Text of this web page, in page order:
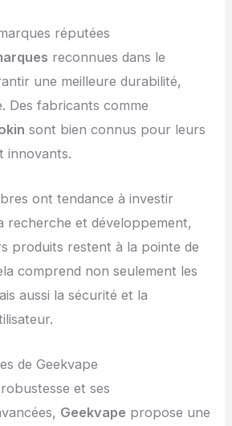
réputées
reconnues dans le
une meilleure durabilité,
Des fabricants comme
sont bien connus pour leurs
innovants.
ont tendance à investir
recherche et développement,
produits restent à la pointe de
comprend non seulement les
aussi la sécurité et la
de Geekvape
et ses
Geekvape propose une